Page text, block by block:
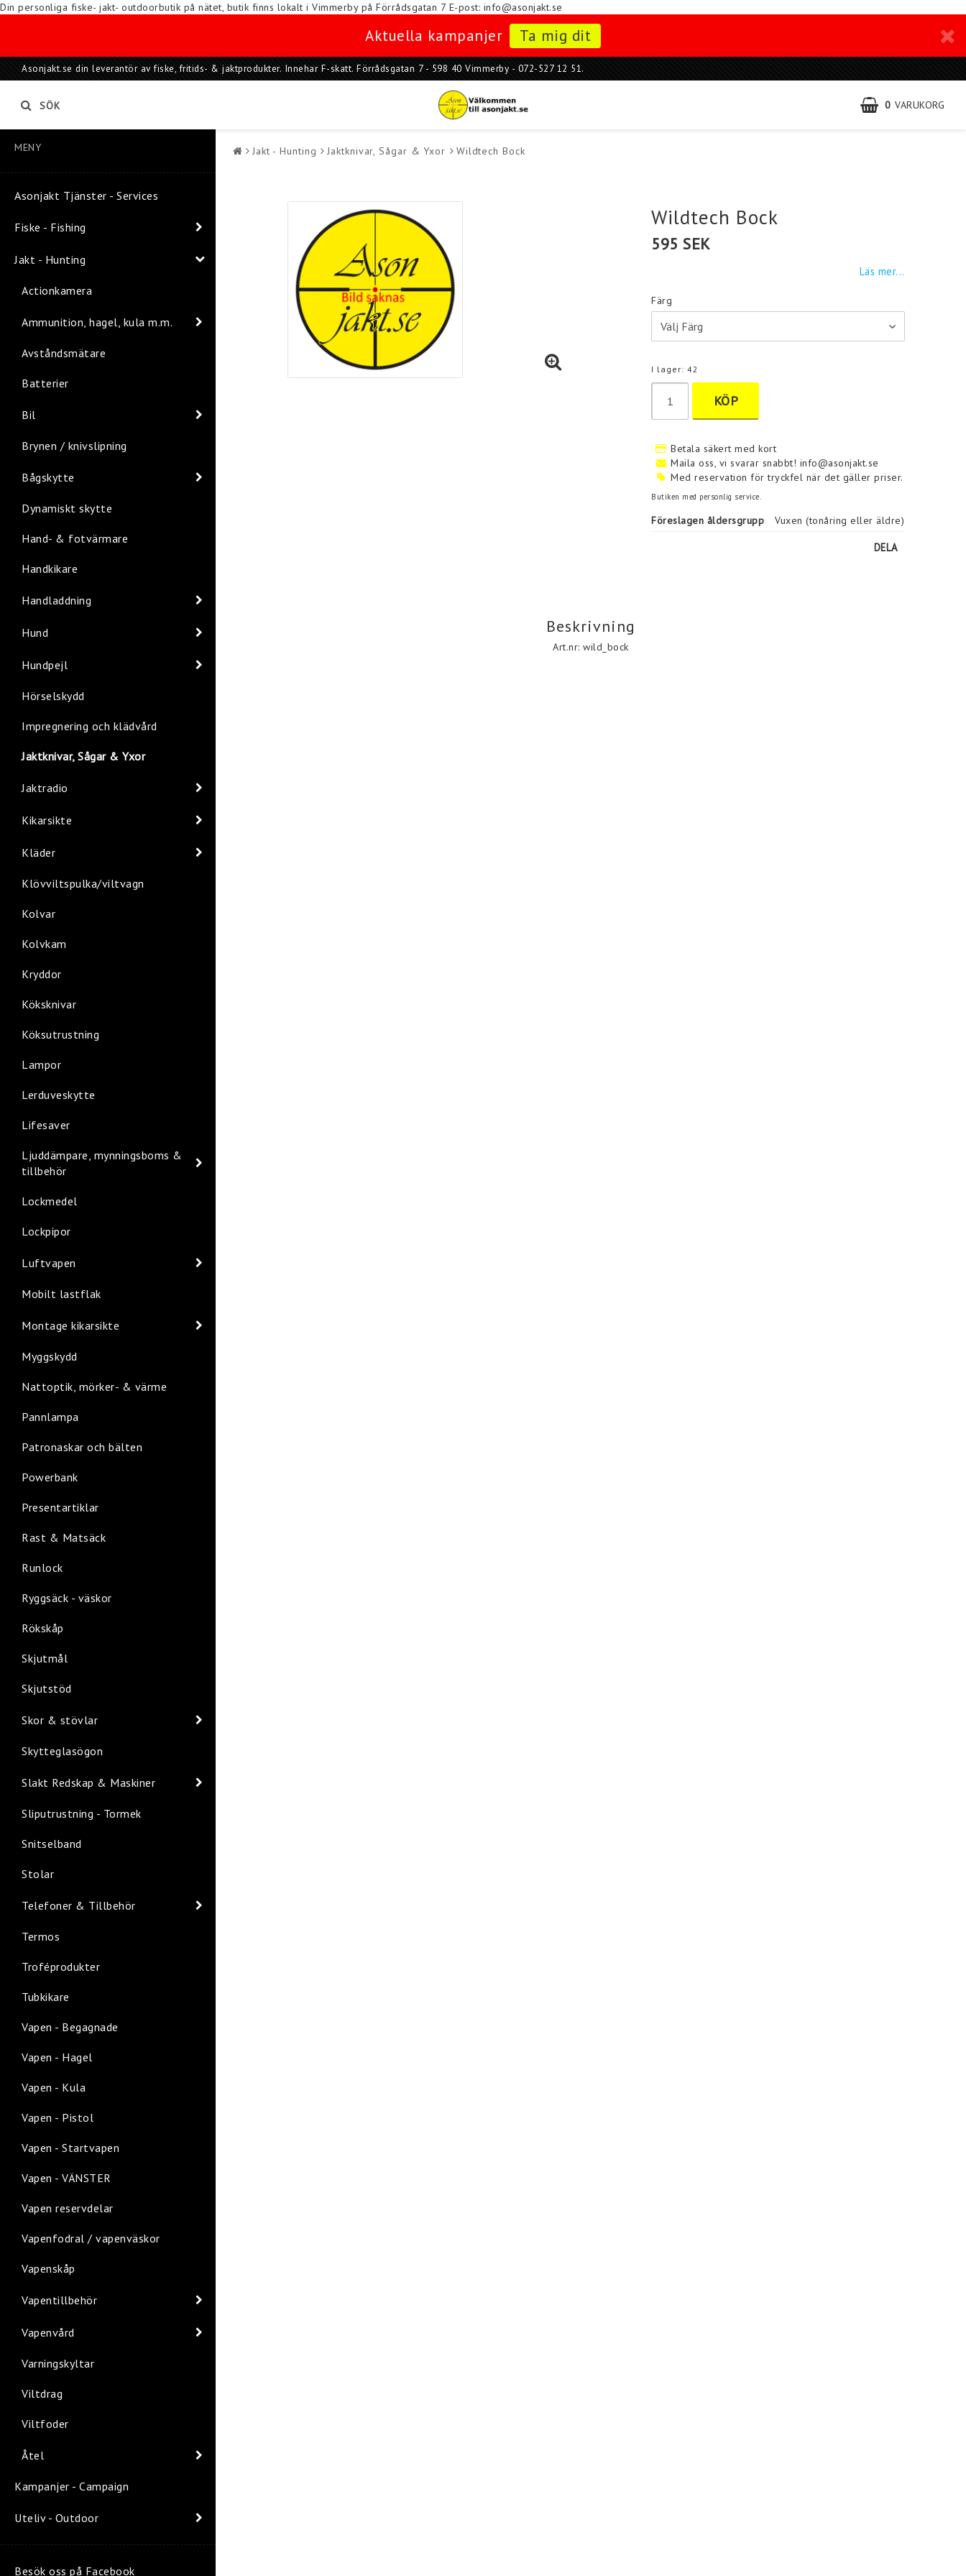
Din personliga fiske- jakt- outdoorbutik på nätet, butik finns lokalt i Vimmerby på Förrådsgatan 7 E-post: info@asonjakt.se
Aktuella kampanjer Ta mig dit
Asonjakt.se din leverantör av fiske, fritids- & jaktprodukter. Innehar F-skatt. Förrådsgatan 7 - 598 40 Vimmerby - 072-527 12 51.
0 VARUKORG
SÖK
MENY
Asonjakt Tjänster - Services
Fiske - Fishing
Jakt - Hunting
Actionkamera
Ammunition, hagel, kula m.m.
Avståndsmätare
Batterier
Bil
Brynen / knivslipning
Bågskytte
Dynamiskt skytte
Hand- & fotvärmare
Handkikare
Handladdning
Hund
Hundpejl
Hörselskydd
Impregnering och klädvård
Jaktknivar, Sågar & Yxor
Jaktradio
Kikarsikte
Kläder
Klövviltspulka/viltvagn
Kolvar
Kolvkam
Kryddor
Köksknivar
Köksutrustning
Lampor
Lerduveskytte
Lifesaver
Ljuddämpare, mynningsboms &
tillbehör
Lockmedel
Lockpipor
Luftvapen
Mobilt lastflak
Montage kikarsikte
Myggskydd
Nattoptik, mörker- & värme
Pannlampa
Patronaskar och bälten
Powerbank
Presentartiklar
Rast & Matsäck
Runlock
Ryggsäck - väskor
Rökskåp
Skjutmål
Skjutstöd
Skor & stövlar
Skytteglasögon
Slakt Redskap & Maskiner
Sliputrustning - Tormek
Snitselband
Stolar
Telefoner & Tillbehör
Termos
Troféprodukter
Tubkikare
Vapen - Begagnade
Vapen - Hagel
Vapen - Kula
Vapen - Pistol
Vapen - Startvapen
Vapen - VÄNSTER
Vapen reservdelar
Vapenfodral / vapenväskor
Vapenskåp
Vapentillbehör
Vapenvård
Varningskyltar
Viltdrag
Viltfoder
Åtel
Kampanjer - Campaign
Uteliv - Outdoor
Besök oss på Facebook
Jakt - Hunting Jaktknivar, Sågar & Yxor Wildtech Bock
Wildtech Bock
595 SEK
Läs mer...
Färg
I lager: 42
KÖP
Betala säkert med kort
Maila oss, vi svarar snabbt! info@asonjakt.se
Med reservation för tryckfel när det gäller priser.
Butiken med personlig service.
Föreslagen åldersgrupp Vuxen (tonåring eller äldre)
DELA
Beskrivning
Art.nr: wild_bock